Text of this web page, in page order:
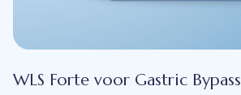
WLS Forte voor Gastric Bypass